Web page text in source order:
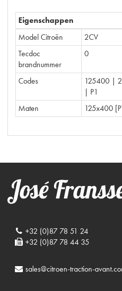
Eigenschappen
Model Citroën
2CV
Tecdoc
brandnummer
0
Codes
125400 |
| P1
Maten
125x400
+32 (0)87 78 51 24
+32 (0)87 78 44 35
sales@citroen-traction-